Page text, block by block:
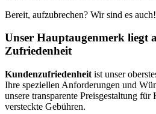
Bereit, aufzubrechen? Wir sind es auch!
Unser Hauptaugenmerk liegt
Zufriedenheit
Kundenzufriedenheit ist unser
Ihre speziellen Anforderungen und
unsere transparente Preisgestaltung
versteckte Gebühren.